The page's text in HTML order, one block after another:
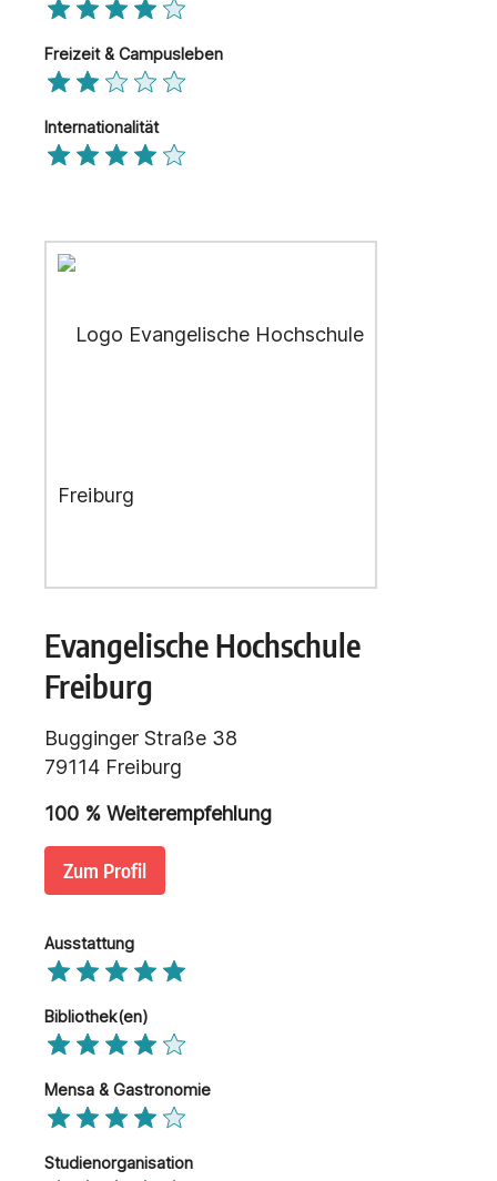
Freizeit & Campusleben
Internationalität
Evangelische Hochschule
Freiburg
Bugginger Straße 38
79114 Freiburg
100 % Weiterempfehlung
Zum Profil
Ausstattung
Bibliothek(en)
Mensa & Gastronomie
Studienorganisation